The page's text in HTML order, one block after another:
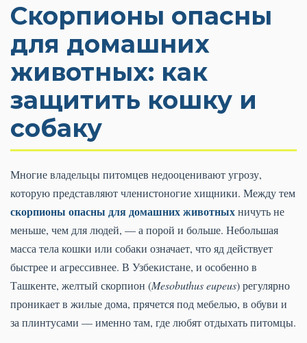
Скорпионы опасны
для домашних
животных: как
защитить кошку и
собаку
Многие владельцы питомцев недооценивают угрозу,
которую представляют членистоногие хищники. Между тем
скорпионы опасны для домашних животныхничуть не
меньше, чем для людей, — а порой и больше. Небольшая
масса тела кошки или собаки означает, что яд действует
быстрее и агрессивнее. В Узбекистане, и особенно в
Ташкенте, желтый скорпион (Mesobuthus eupeus) регулярно
проникает в жилые дома, прячется под мебелью, в обуви и
за плинтусами — именно там, где любят отдыхать питомцы.